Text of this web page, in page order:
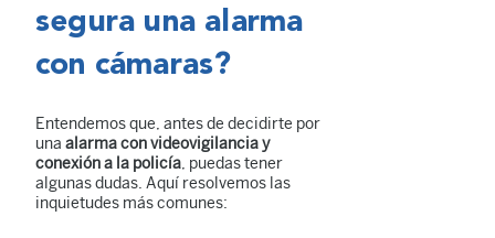
segura una alarma
con cámaras?
Entendemos que, antes de decidirte por
una alarma con videovigilancia y
conexión a la policía, puedas tener
algunas dudas. Aquí resolvemos las
inquietudes más comunes: